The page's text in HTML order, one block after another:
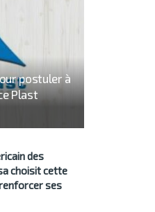
postuler à
Plast
des
choisit cette
ses